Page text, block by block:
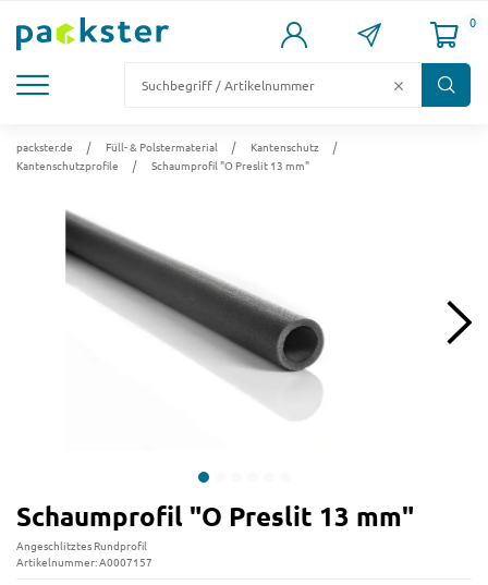
KARTONS
VERSANDKARTONS
VERSANDVERPACKUNG
FÜLL- & POLSTERMATERIAL
LAGER & PALETTIERUNG
0
packster.de Füll- & Polstermaterial
Kantenschutz
Kantenschutzprofile
Schaumprofil "O Preslit 13 mm"
Schaumprofil "O Preslit 13 mm"
Angeschlitztes Rundprofil
Artikelnummer: A0007157